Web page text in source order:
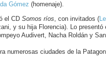
Gómez (homenaje).
el CD Somos ríos, con invitados (
y su hija Florencia). Lo
Audivert, Nacha Roldán y
numerosas ciudades de la